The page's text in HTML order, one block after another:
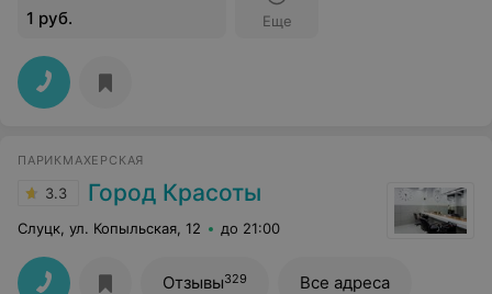
1 руб. Еще
ПАРИКМАХЕРСКАЯ
3.3 Город Красоты
Слуцк, ул. Копыльская, 12 до 21:00
Отзывы329 Все адреса